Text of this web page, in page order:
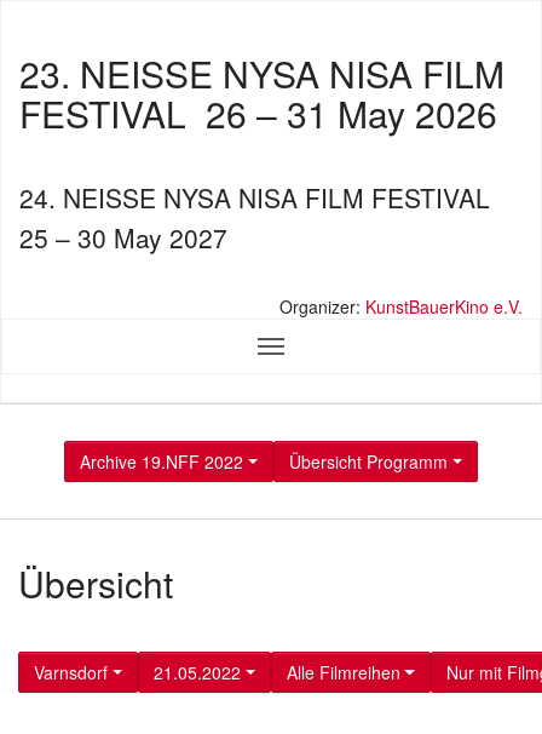
23. NEISSE NYSA NISA FILM
FESTIVAL 26 – 31 May 2026
24. NEISSE NYSA NISA FILM FESTIVAL
25 – 30 May 2027
Organizer: KunstBauerKino e.V.
Archive 19.NFF 2022 Übersicht Programm
Übersicht
Varnsdorf 21.05.2022 Alle Filmreihen Nur mit